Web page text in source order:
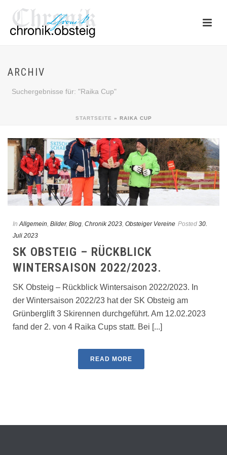
ARCHIV
Suchergebnisse für: "Raika Cup"
STARTSEITE » RAIKA CUP
In Allgemein, Bilder, Blog, Chronik 2023, Obsteiger Vereine Posted 30.
Juli 2023
SK OBSTEIG – RÜCKBLICK
WINTERSAISON 2022/2023.
SK Obsteig – Rückblick Wintersaison 2022/2023. In
der Wintersaison 2022/23 hat der SK Obsteig am
Grünberglift 3 Skirennen durchgeführt. Am 12.02.2023
fand der 2. von 4 Raika Cups statt. Bei [...]
READ MORE